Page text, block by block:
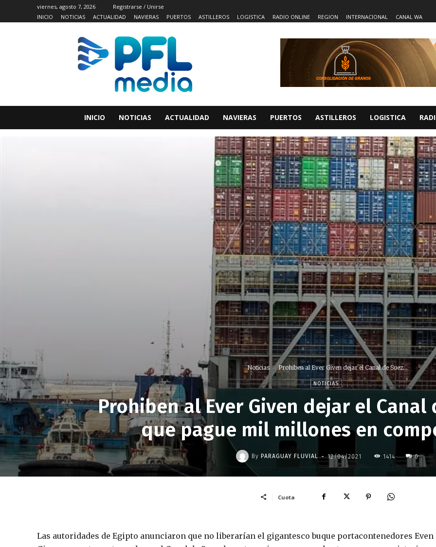
viernes, agosto 7, 2026
Registrarse / Unirse
INICIO
NOTICIAS ACTUALIDAD NAVIERAS PUERTOS ASTILLEROS LOGISTICA RADIO ONLINE REGION INTERNACIONAL CANAL WA
INICIO NOTICIAS ACTUALIDAD NAVIERAS PUERTOS ASTILLEROS LOGISTICA
Noticias Prohiben al Ever Given dejar el Canal de Suez...
NOTICIAS
Prohiben al Ever Given dejar el Canal
que pague mil millones en
By PARAGUAY FLUVIAL - 12/04/2021 1414 0
Cuota
Las autoridades de Egipto anunciaron que no liberarían el gigantesco buque portacontenedores Even